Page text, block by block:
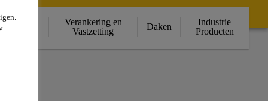
Verankering en
Vastzetting
Daken
Industrie
Producten